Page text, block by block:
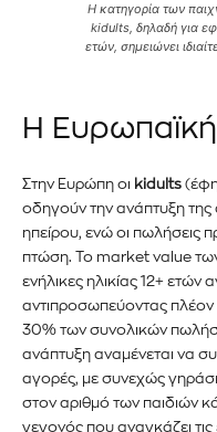
Η κατηγορία των
kidults, δηλαδή για
ετών, σημειώνει
Η
Στην Ευρώπη οι kidults
οδηγούν την ανάπτυξη της
ηπείρου, ενώ οι πωλήσεις
πτώση. Το market value των
ενήλικες ηλικίας 12+
αντιπροσωπεύοντας
30% των συνολικών
ανάπτυξη αναμένεται να
αγορές, με συνεχώς
στον αριθμό των παιδιών
γεγονός που αναγκάζει τις